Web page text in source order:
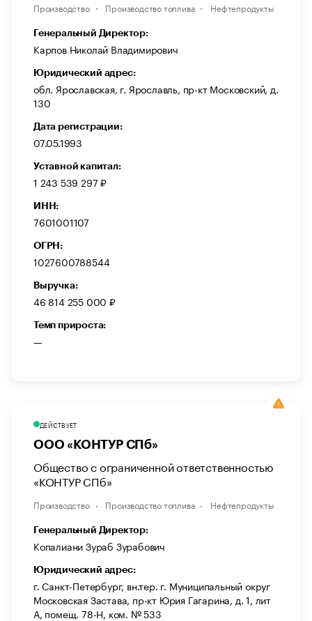
Производство Производство топлива Нефтепродукты
Генеральный Директор:
Карпов Николай Владимирович
Юридический адрес:
обл. Ярославская, г. Ярославль, пр-кт Московский, д.
130
Дата регистрации:
07.05.1993
Уставной капитал:
1 243 539 297 ₽
ИНН:
7601001107
ОГРН:
1027600788544
Выручка:
46 814 255 000 ₽
Темп прироста:
—
ДЕЙСТВУЕТ
ООО «КОНТУР СПб»
Общество с ограниченной ответственностью
«КОНТУР СПб»
Производство Производство топлива Нефтепродукты
Генеральный Директор:
Копалиани Зураб Зурабович
Юридический адрес:
г. Санкт-Петербург, вн.тер. г. Муниципальный округ
Московская Застава, пр-кт Юрия Гагарина, д. 1, лит
А, помещ. 78-Н, ком. № 533